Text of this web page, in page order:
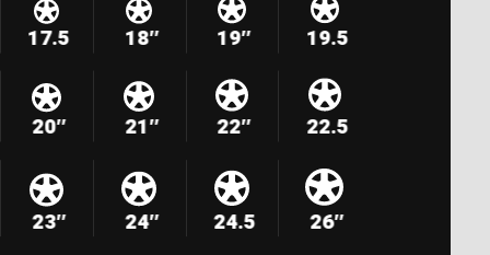
17.5 18″ 19″ 19.5
20″ 21″ 22″ 22.5
23″ 24″ 24.5 26″